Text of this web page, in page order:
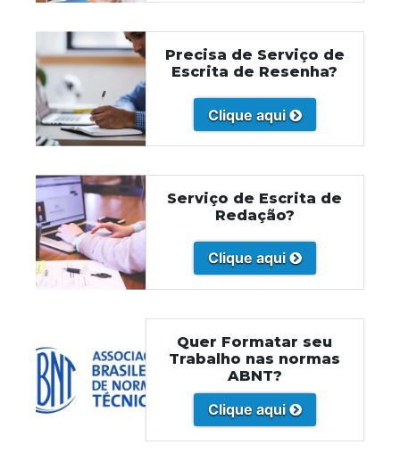
Precisa de Serviço de
Escrita de Resenha?
Clique aqui
Serviço de Escrita de
Redação?
Clique aqui
Quer Formatar seu
Trabalho nas normas
ABNT?
Clique aqui